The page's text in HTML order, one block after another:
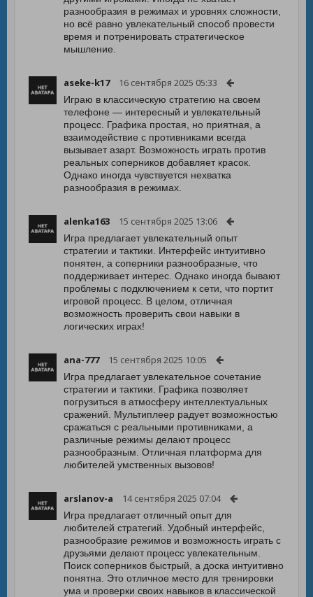
разнообразия в режимах и уровнях сложности,
но всё равно увлекательный способ провести
время и потренировать стратегическое
мышление.
aseke-k17 16 сентября 2025 05:33
Играю в классическую стратегию на своем
телефоне — интересный и увлекательный
процесс. Графика простая, но приятная, а
взаимодействие с противниками всегда
вызывает азарт. Возможность играть против
реальных соперников добавляет красок.
Однако иногда чувствуется нехватка
разнообразия в режимах.
alenka163 15 сентября 2025 13:06
Игра предлагает увлекательный опыт
стратегии и тактики. Интерфейс интуитивно
понятен, а соперники разнообразные, что
поддерживает интерес. Однако иногда бывают
проблемы с подключением к сети, что портит
игровой процесс. В целом, отличная
возможность проверить свои навыки в
логических играх!
ana-777 15 сентября 2025 10:05
Игра предлагает увлекательное сочетание
стратегии и тактики. Графика позволяет
погрузиться в атмосферу интеллектуальных
сражений. Мультиплеер радует возможностью
сражаться с реальными противниками, а
различные режимы делают процесс
разнообразным. Отличная платформа для
любителей умственных вызовов!
arslanov-a 14 сентября 2025 07:04
Игра предлагает отличный опыт для
любителей стратегий. Удобный интерфейс,
разнообразие режимов и возможность играть с
друзьями делают процесс увлекательным.
Поиск соперников быстрый, а доска интуитивно
понятна. Это отличное место для тренировки
ума и проверки своих навыков в классической